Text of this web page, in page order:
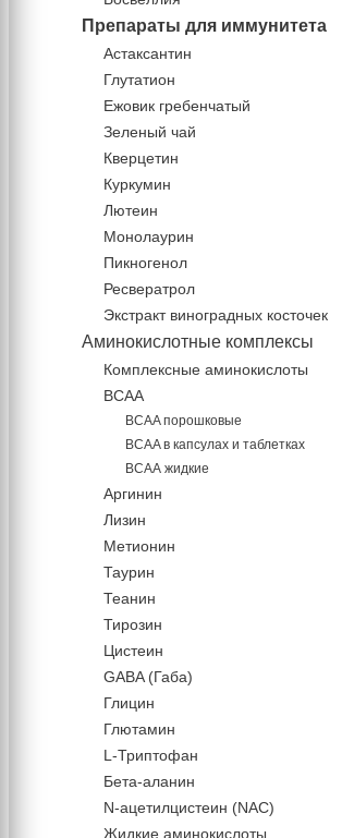
Препараты для иммунитета
Астаксантин
Глутатион
Ежовик гребенчатый
Зеленый чай
Кверцетин
Куркумин
Лютеин
Монолаурин
Пикногенол
Ресвератрол
Экстракт виноградных косточек
Аминокислотные комплексы
Комплексные аминокислоты
BCAA
BCAA порошковые
BCAA в капсулах и таблетках
ВСАА жидкие
Аргинин
Лизин
Метионин
Таурин
Теанин
Тирозин
Цистеин
GABA (Габа)
Глицин
Глютамин
L-Триптофан
Бета-аланин
N-ацетилцистеин (NAC)
Жидкие аминокислоты